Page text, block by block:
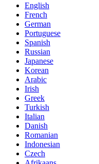
English
French
German
Portuguese
Spanish
Russian
Japanese
Korean
Arabic
Irish
Greek
Turkish
Italian
Danish
Romanian
Indonesian
Czech